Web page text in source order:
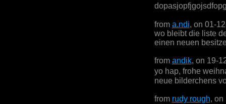
from a.ndi, on 01-
wo bleibt die liste
einen neuen
from andik, on 19-
yo hap, frohe
neue bilderchens
from rudy rough, on